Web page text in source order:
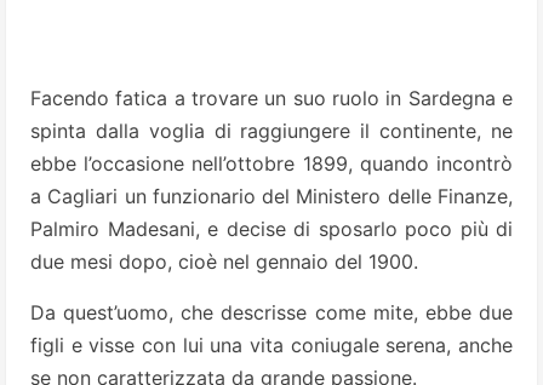
Facendo fatica a trovare un suo ruolo in Sardegna e
spinta dalla voglia di raggiungere il continente, ne
ebbe l’occasione nell’ottobre 1899, quando incontrò
a Cagliari un funzionario del Ministero delle Finanze,
Palmiro Madesani, e decise di sposarlo poco più di
due mesi dopo, cioè nel gennaio del 1900.
Da quest’uomo, che descrisse come mite, ebbe due
figli e visse con lui una vita coniugale serena, anche
se non caratterizzata da grande passione.